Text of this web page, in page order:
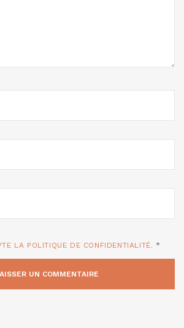
LA POLITIQUE DE CONFIDENTIALITÉ. *